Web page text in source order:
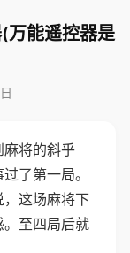
万能遥控器是
麻将的斜乎
了第一局。
这场麻将下
至四局后就